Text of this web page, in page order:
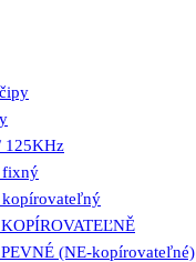
125KHz
fixný
kopírovateľný
(NE-kopírovateľné)